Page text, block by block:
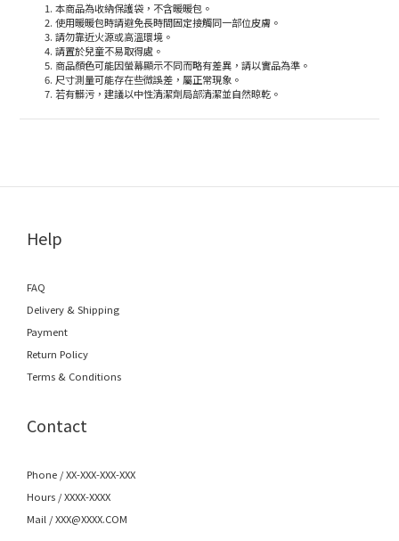
本商品為收納保護袋，不含暖暖包。
使用暖暖包時請避免長時間固定接觸同一部位皮膚。
請勿靠近火源或高溫環境。
請置於兒童不易取得處。
商品顏色可能因螢幕顯示不同而略有差異，請以實品為準。
尺寸測量可能存在些微誤差，屬正常現象。
若有髒污，建議以中性清潔劑局部清潔並自然晾乾。
Help
FAQ
Delivery & Shipping
Payment
Return Policy
Terms & Conditions
Contact
Phone / XX-XXX-XXX-XXX
Hours / XXXX-XXXX
Mail / XXX@XXXX.COM